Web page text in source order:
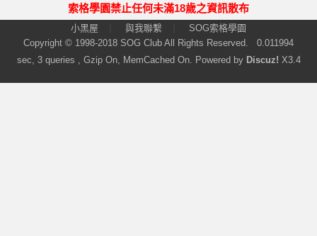
索格學園禁止任何未滿18歲之資訊散布
小黑屋 與我聯繫
SOG索格學園
Copyright © 1998-2018 SOG Club All Rights Reserved. 0.011994
sec, 3 queries , Gzip On, MemCached On. Powered by Discuz! X3.4